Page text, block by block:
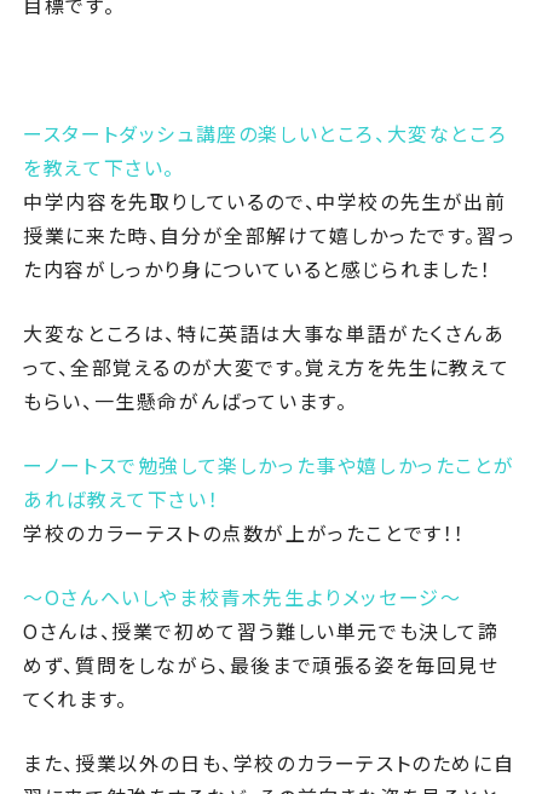
ースタートダッシュ講座の楽しいところ、大変なところ
を教えて下さい。
中学内容を先取りしているので、中学校の先生が出前
授業に来た時、自分が全部解けて嬉しかったです。習っ
た内容がしっかり身についていると感じられました！
大変なところは、特に英語は大事な単語がたくさんあ
って、全部覚えるのが大変です。覚え方を先生に教えて
もらい、一生懸命がんばっています。
ーノートスで勉強して楽しかった事や嬉しかったことが
あれば教えて下さい！
学校のカラーテストの点数が上がったことです！！
～Oさんへいしやま校青木先生よりメッセージ～
Oさんは、授業で初めて習う難しい単元でも決して諦
めず、質問をしながら、最後まで頑張る姿を毎回見せ
てくれます。
また、授業以外の日も、学校のカラーテストのために自